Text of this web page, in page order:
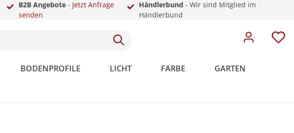
B2B Angebote- Jetzt Anfrage
senden
Händlerbund - Wir sind Mitglied im
Händlerbund
BODENPROFILE LICHT FARBE GARTEN